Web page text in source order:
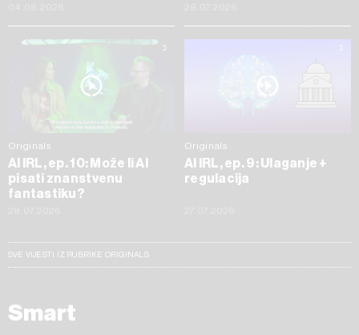
Originals
AI IRL, ep. 10: Može li AI
pisati znanstvenu
fantastiku?
Originals
AI IRL, ep. 9: Ulaganje +
regulacija
SVE VIJESTI IZ RUBRIKE ORIGINALS
Smart